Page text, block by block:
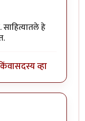
हे
सदस्य व्हा